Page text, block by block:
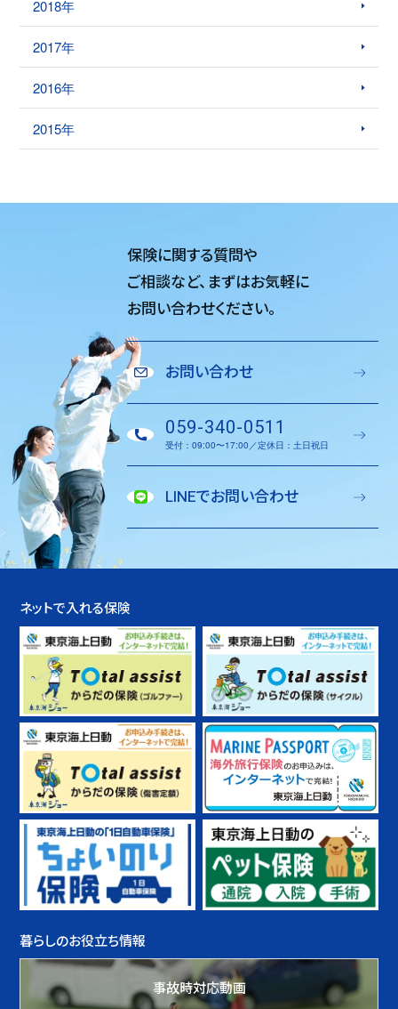
2018年
2017年
2016年
2015年
保険に関する質問や
ご相談など、 まずはお気軽に
お問い合わせください。
お問い合わせ
059-340-0511
受付：09:00〜17:00／定休日：土日祝日
LINEでお問い合わせ
ネットで入れる保険
暮らしのお役立ち情報
事故時対応動画